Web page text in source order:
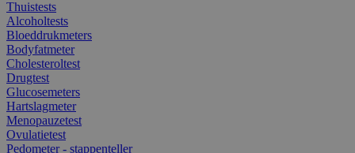
Thuistests
Alcoholtests
Bloeddrukmeters
Bodyfatmeter
Cholesteroltest
Drugtest
Glucosemeters
Hartslagmeter
Menopauzetest
Ovulatietest
Pedometer - stappenteller